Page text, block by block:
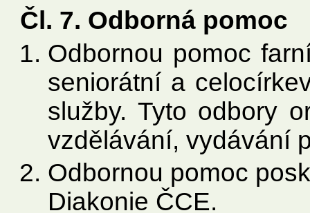
Čl. 7. Odborná pomoc
Odbornou pomoc
seniorátní a
služby. Tyto odbory
vzdělávání, vydávání
Odbornou pomoc
Diakonie ČCE.